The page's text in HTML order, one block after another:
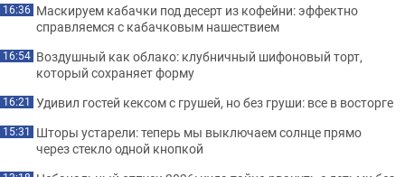
16:36 Маскируем кабачки под десерт из кофейни: эффектно
справляемся с кабачковым нашествием
16:54 Воздушный как облако: клубничный шифоновый торт,
который сохраняет форму
16:21 Удивил гостей кексом с грушей, но без груши: все в восторге
15:31 Шторы устарели: теперь мы выключаем солнце прямо
через стекло одной кнопкой